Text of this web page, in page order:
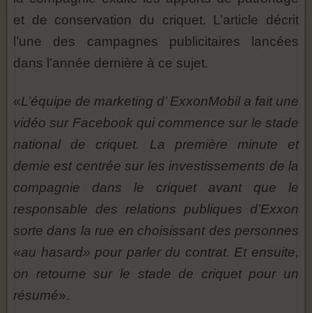
et de conservation du criquet. L’article décrit
l’une des campagnes publicitaires lancées
dans l’année dernière à ce sujet.
«L’équipe de marketing d’ ExxonMobil a fait une
vidéo sur Facebook qui commence sur le stade
national de criquet. La première minute et
demie est centrée sur les investissements de la
compagnie dans le criquet avant que le
responsable des relations publiques d’Exxon
sorte dans la rue en choisissant des personnes
«au hasard» pour parler du contrat. Et ensuite,
on retourne sur le stade de criquet pour un
résumé».